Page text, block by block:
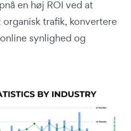
en høj ROI ved at
trafik, konvertere
synlighed og